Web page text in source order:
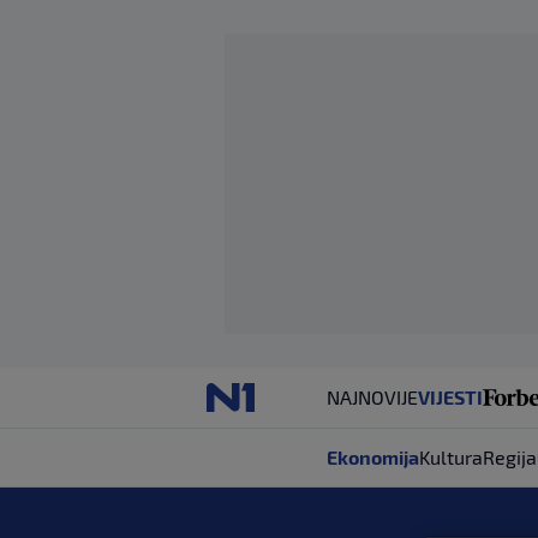
NAJNOVIJEVIJESTI
EkonomijaKulturaRegija